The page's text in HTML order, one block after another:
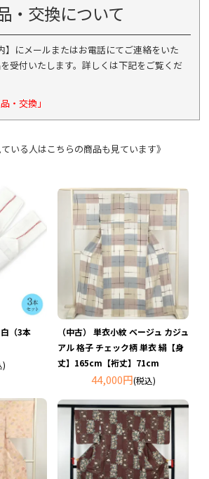
・交換について
】にメールまたはお電話にてご連絡をいた
受付いたします。詳しくは下記をご覧くだ
・交換」
ている人はこちらの商品も見ています》
（3本
)
（中古） 単衣小紋 ベージュ カジュ
アル 格子 チェック柄 単衣 絹【身
丈】165cm【裄丈】71cm
44,000円(税込)